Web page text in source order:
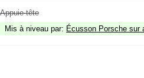
Appuie-tête
Mis à niveau par: Écusson Porsche sur